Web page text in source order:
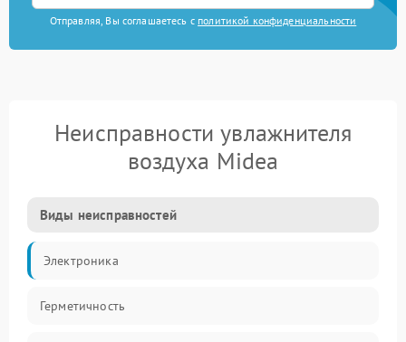
Отправляя, Вы соглашаетесь с политикой конфиденциальности
Неисправности увлажнителя
воздуха Midea
Виды неисправностей
Электроника
Герметичность